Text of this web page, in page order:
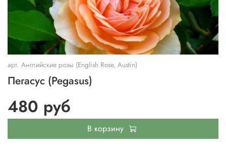
арт. Английские розы (English Rose, Austin)
Пегасус (Pegasus)
480 руб
В корзину